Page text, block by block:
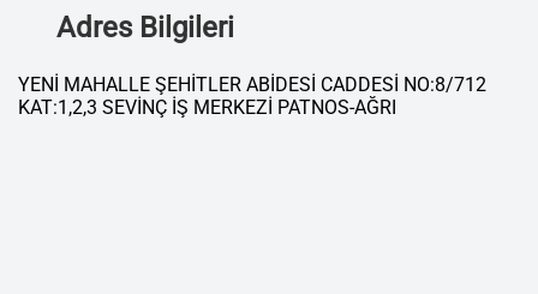
Adres Bilgileri
YENİ MAHALLE ŞEHİTLER ABİDESİ CADDESİ NO:8/712
KAT:1,2,3 SEVİNÇ İŞ MERKEZİ PATNOS-AĞRI